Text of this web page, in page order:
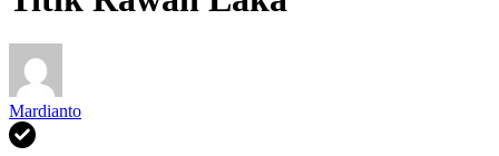
Mardianto